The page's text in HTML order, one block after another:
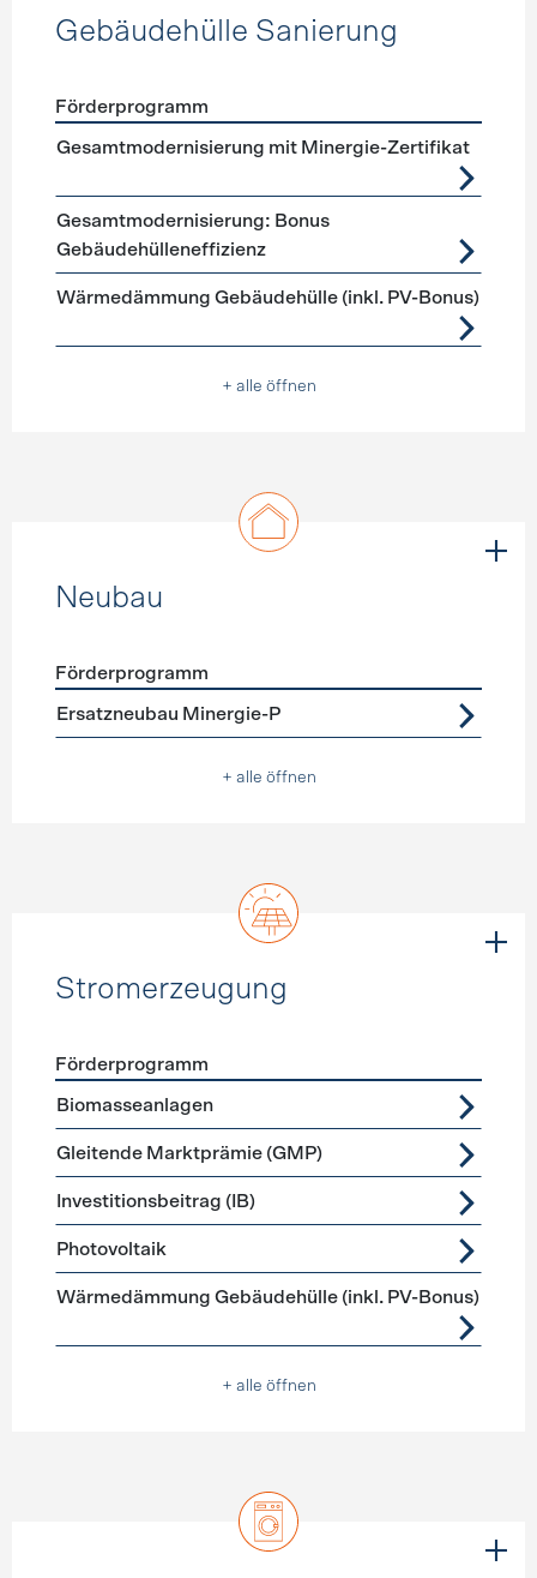
Gebäudehülle Sanierung
Förderprogramme Gebäudehülle Sanierung
Förderprogramm
Gesamtmodernisierung mit Minergie-Zertifikat
Gesamtmodernisierung: Bonus
Gebäudehülleneffizienz
Wärmedämmung Gebäudehülle (inkl. PV-Bonus)
+ alle öffnen
Neubau
Förderprogramme Neubau
Förderprogramm
Ersatzneubau Minergie-P
+ alle öffnen
Stromerzeugung
Förderprogramme
Förderprogramm
Biomasseanlagen
Gleitende Marktprämie (GMP)
Investitionsbeitrag (IB)
Photovoltaik
Wärmedämmung Gebäudehülle (inkl. PV-Bonus)
+ alle öffnen